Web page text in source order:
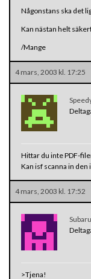
Någonstans ska det
Kan nästan helt
/Mange
4 mars, 2003 kl. 17:25
Hittar du inte PDF-
Kan isf scanna in den
4 mars, 2003 kl. 17:52
>Tjena!